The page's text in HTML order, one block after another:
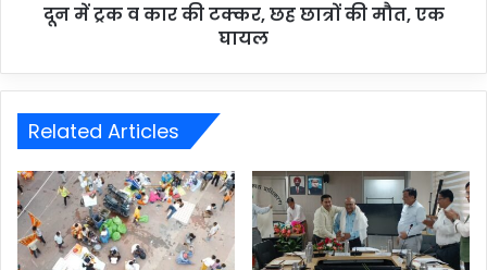
दून में ट्रक व कार की टक्कर, छह छात्रों की मौत, एक
घायल
Related Articles